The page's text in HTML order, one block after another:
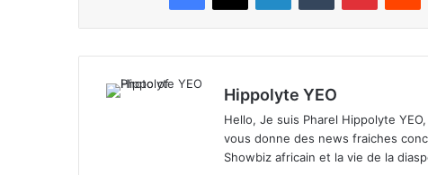
Hippolyte YEO
Hello, Je suis Pharel Hippolyte
vous donne des news fraiches
Showbiz africain et la vie de la